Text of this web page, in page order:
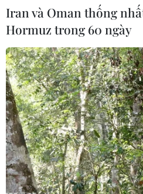
Iran và Oman thống
Hormuz trong 60 ngày